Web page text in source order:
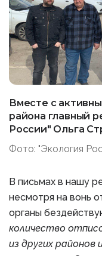
Вместе с
района главный
России" Ольга
Фото: "Экология
В письмах в нашу
несмотря на вонь
органы
количество
из других